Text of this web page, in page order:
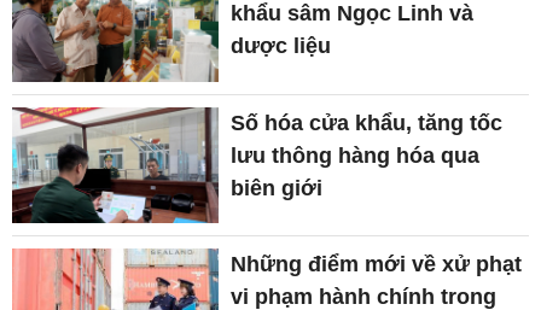
khẩu sâm Ngọc Linh và
dược liệu
Số hóa cửa khẩu, tăng tốc
lưu thông hàng hóa qua
biên giới
Những điểm mới về xử phạt
vi phạm hành chính trong